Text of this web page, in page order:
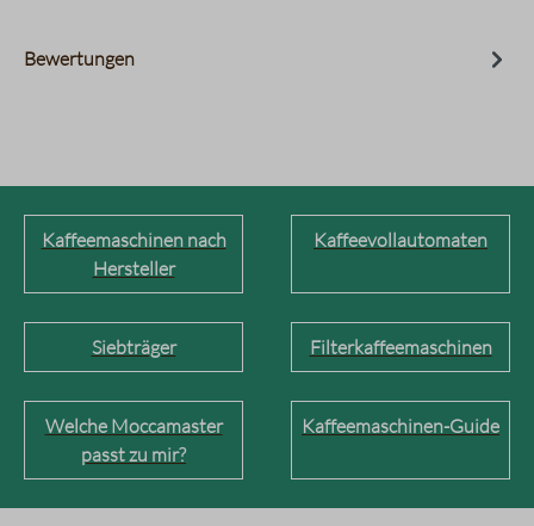
Bewertungen
Kaffeemaschinen nach
Hersteller
Kaffeevollautomaten
Siebträger Filterkaffeemaschinen
Welche Moccamaster
passt zu mir?
Kaffeemaschinen-Guide